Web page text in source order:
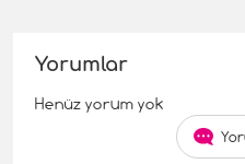
Yorumlar
Henüz yorum yok